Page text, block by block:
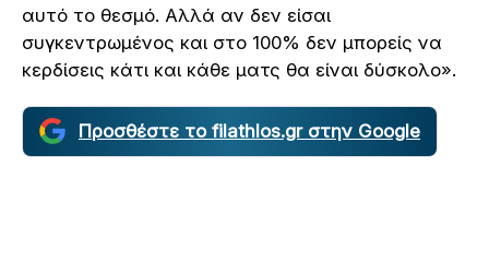
αυτό το θεσμό. Αλλά αν δεν είσαι
συγκεντρωμένος και στο 100% δεν μπορείς να
κερδίσεις κάτι και κάθε ματς θα είναι δύσκολο».
Προσθέστε το filathlos.gr στην Google